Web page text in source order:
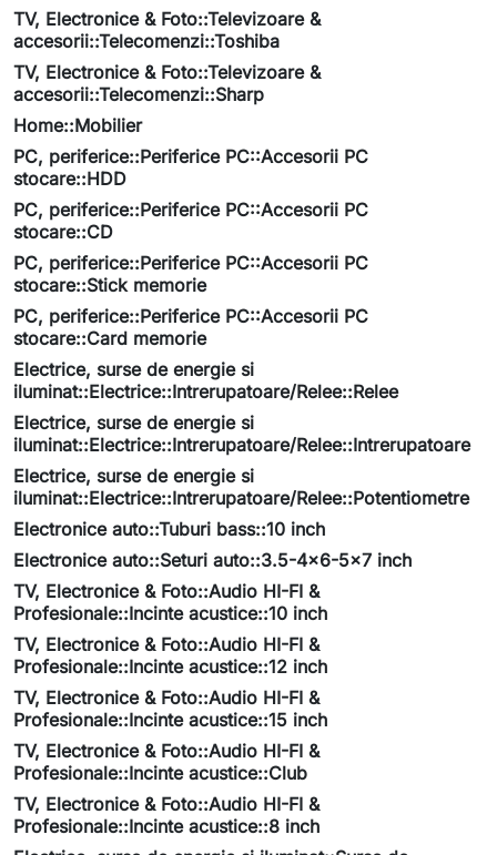
TV, Electronice & Foto::Televizoare &
accesorii::Telecomenzi::Toshiba
TV, Electronice & Foto::Televizoare &
accesorii::Telecomenzi::Sharp
Home::Mobilier
PC, periferice::Periferice PC::Accesorii PC
stocare::HDD
PC, periferice::Periferice PC::Accesorii PC
stocare::CD
PC, periferice::Periferice PC::Accesorii PC
stocare::Stick memorie
PC, periferice::Periferice PC::Accesorii PC
stocare::Card memorie
Electrice, surse de energie si
iluminat::Electrice::Intrerupatoare/Relee::Relee
Electrice, surse de energie si
iluminat::Electrice::Intrerupatoare/Relee::Intrerupatoare
Electrice, surse de energie si
iluminat::Electrice::Intrerupatoare/Relee::Potentiometre
Electronice auto::Tuburi bass::10 inch
Electronice auto::Seturi auto::3.5-4x6-5x7 inch
TV, Electronice & Foto::Audio HI-FI &
Profesionale::Incinte acustice::10 inch
TV, Electronice & Foto::Audio HI-FI &
Profesionale::Incinte acustice::12 inch
TV, Electronice & Foto::Audio HI-FI &
Profesionale::Incinte acustice::15 inch
TV, Electronice & Foto::Audio HI-FI &
Profesionale::Incinte acustice::Club
TV, Electronice & Foto::Audio HI-FI &
Profesionale::Incinte acustice::8 inch